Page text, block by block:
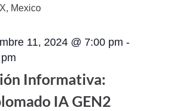
Mexico
11, 2024 @ 7:00 pm -
Informativa:
IA GEN2